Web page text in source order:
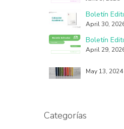
March 26,
May 13, 2024
April 30,
April 29,
Categorías